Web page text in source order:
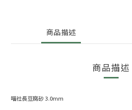
商品描述
商品描述
喵社長豆腐砂 3.0mm